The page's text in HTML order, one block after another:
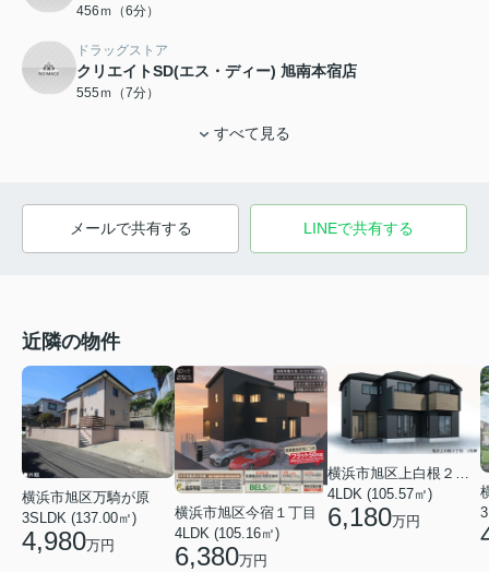
456ｍ（6分）
ドラッグストア
クリエイトSD(エス・ディー) 旭南本宿店
555ｍ（7分）
すべて見る
メールで共有する LINEで共有する
近隣の物件
横浜市旭区万騎が原
3SLDK (137.00㎡)
4,980万円
横浜市旭区今宿１丁目
4LDK (105.16㎡)
6,380万円
横浜市旭区上白根２丁目
4LDK (105.57㎡)
6,180万円